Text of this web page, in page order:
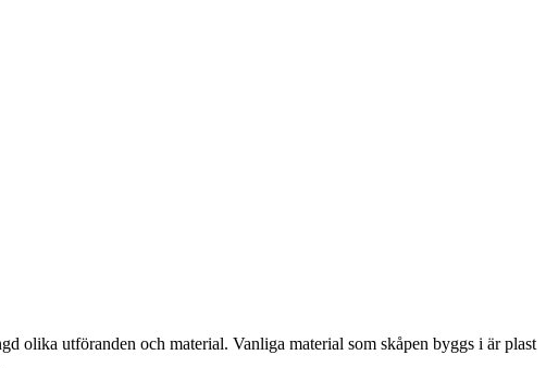
olika utföranden och material. Vanliga material som skåpen byggs i är plast